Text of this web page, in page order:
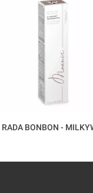
RADA BONBON -